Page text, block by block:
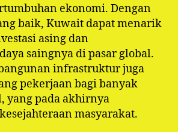
ekonomi. Dengan
baik, Kuwait dapat menarik
asing dan
saingnya di pasar global.
infrastruktur juga
pekerjaan bagi banyak
yang pada akhirnya
masyarakat.